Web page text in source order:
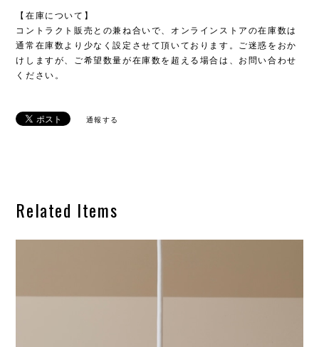
【在庫について】
コントラクト販売との兼ね合いで、オンラインストアの在庫数は
通常在庫数より少なく設定させて頂いております。ご迷惑をおか
けしますが、ご希望数量が在庫数を超える場合は、お問い合わせ
ください。
通報する
Related Items